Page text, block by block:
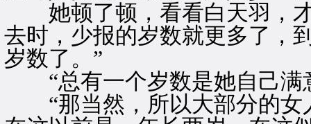
她顿了顿，看看白天羽，才
去时，少报的岁数就更多了，
岁数了。”
“总有一个岁数是她自己满
“那当然，所以大部分的女